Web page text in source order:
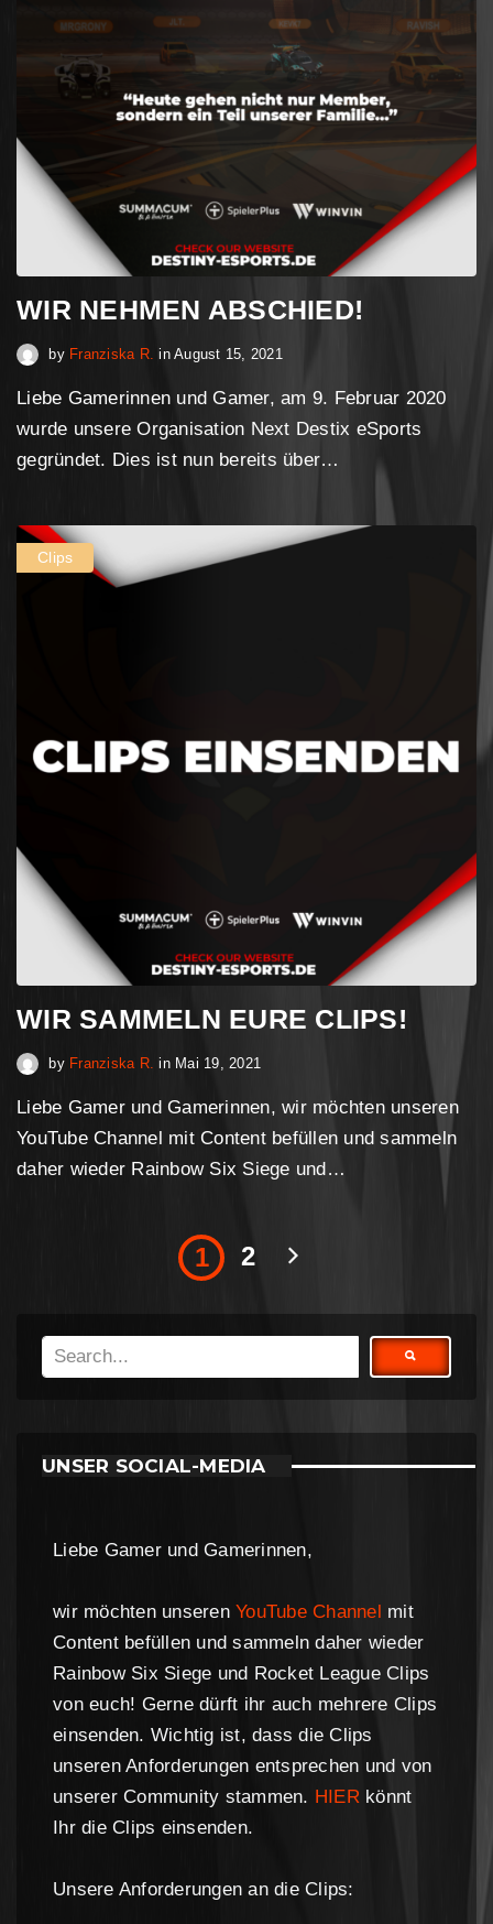
WIR NEHMEN ABSCHIED!
by Franziska R. inAugust 15, 2021
Liebe Gamerinnen und Gamer, am 9. Februar 2020
wurde unsere Organisation Next Destix eSports
gegründet. Dies ist nun bereits über…
Clips
WIR SAMMELN EURE CLIPS!
by Franziska R. in Mai 19, 2021
Liebe Gamer und Gamerinnen, wir möchten unseren
YouTube Channel mit Content befüllen und sammeln
daher wieder Rainbow Six Siege und…
1 2
UNSER SOCIAL-MEDIA
Liebe Gamer und Gamerinnen,
wir möchten unserenYouTube Channel mit
Content befüllen und sammeln daher wieder
Rainbow Six Siege und Rocket League Clips
von euch! Gerne dürft ihr auch mehrere Clips
einsenden. Wichtig ist, dass die Clips
unseren Anforderungen entsprechen und von
unserer Community stammen. HIER könnt
Ihr die Clips einsenden.
Unsere Anforderungen an die Clips: